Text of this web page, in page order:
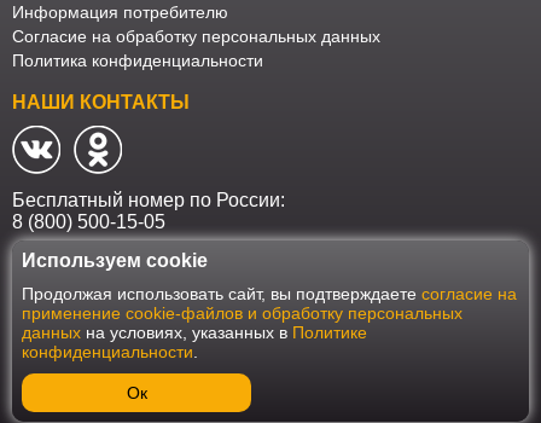
Информация потребителю
Согласие на обработку персональных данных
Политика конфиденциальности
НАШИ КОНТАКТЫ
Бесплатный номер по России:
8 (800) 500-15-05
Наш интернет-магазин работает в соответствии с требованиями
Федерального закона от 27 июля 2006 года №152-ФЗ "О персональных
данных". Оформить заказ на сайте Мебеласка возможно только при
наличии согласия на обработку Ваших персональных данных. Для
улучшения работы сайта и его взаимодействия с пользователями мы
используем файлы cookie. Продолжая пользоваться сайтом, вы
соглашаетесь с использованием cookie.
Используем cookie
Продолжая использовать сайт, вы подтверждаете согласие на
применение cookie-файлов и обработку персональных
данных на условиях, указанных в Политике
конфиденциальности
Ок